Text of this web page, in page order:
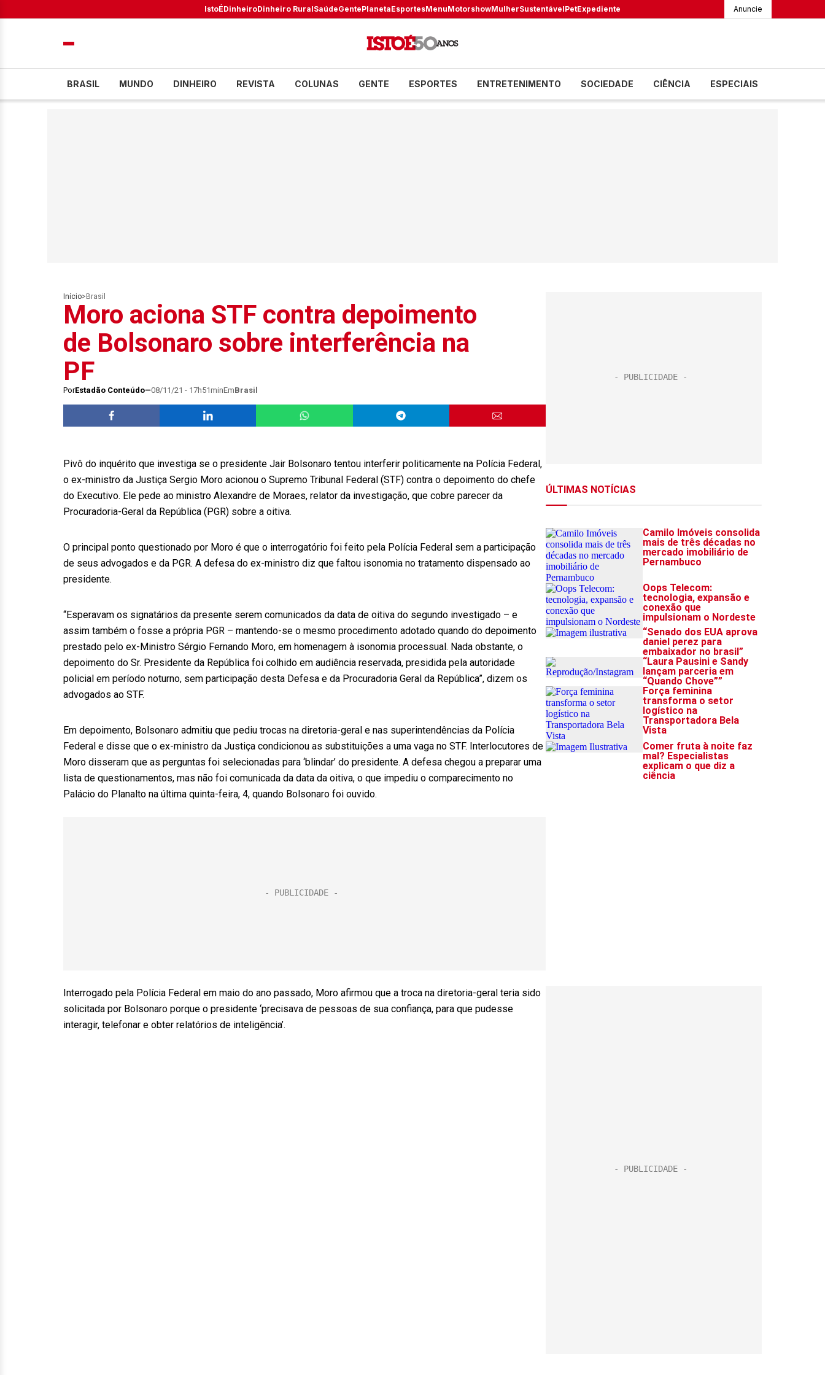
IstoÉDinheiroDinheiro RuralSaúdeGentePlanetaEsportesMenuMotorshowMulherSustentávelPetExpediente Anuncie
BRASIL MUNDO DINHEIRO REVISTA COLUNAS GENTE ESPORTES ENTRETENIMENTO SOCIEDADE CIÊNCIA ESPECIAIS
Início> Brasil
Moro aciona STF contra depoimento
de Bolsonaro sobre interferência na
PF
PorEstadão Conteúdo 08/11/21 - 17h51minEmBrasil
Pivô do inquérito que investiga se o presidente Jair Bolsonaro tentou interferir politicamente na Polícia Federal,
o ex-ministro da Justiça Sergio Moro acionou o Supremo Tribunal Federal (STF) contra o depoimento do chefe
do Executivo. Ele pede ao ministro Alexandre de Moraes, relator da investigação, que cobre parecer da
Procuradoria-Geral da República (PGR) sobre a oitiva.
O principal ponto questionado por Moro é que o interrogatório foi feito pela Polícia Federal sem a participação
de seus advogados e da PGR. A defesa do ex-ministro diz que faltou isonomia no tratamento dispensado ao
presidente.
“Esperavam os signatários da presente serem comunicados da data de oitiva do segundo investigado – e
assim também o fosse a própria PGR – mantendo-se o mesmo procedimento adotado quando do depoimento
prestado pelo ex-Ministro Sérgio Fernando Moro, em homenagem à isonomia processual. Nada obstante, o
depoimento do Sr. Presidente da República foi colhido em audiência reservada, presidida pela autoridade
policial em período noturno, sem participação desta Defesa e da Procuradoria Geral da República”, dizem os
advogados ao STF.
Em depoimento, Bolsonaro admitiu que pediu trocas na diretoria-geral e nas superintendências da Polícia
Federal e disse que o ex-ministro da Justiça condicionou as substituições a uma vaga no STF. Interlocutores de
Moro disseram que as perguntas foi selecionadas para ‘blindar’ do presidente. A defesa chegou a preparar uma
lista de questionamentos, mas não foi comunicada da data da oitiva, o que impediu o comparecimento no
Palácio do Planalto na última quinta-feira, 4, quando Bolsonaro foi ouvido.
Interrogado pela Polícia Federal em maio do ano passado, Moro afirmou que a troca na diretoria-geral teria sido
solicitada por Bolsonaro porque o presidente ‘precisava de pessoas de sua confiança, para que pudesse
interagir, telefonar e obter relatórios de inteligência’.